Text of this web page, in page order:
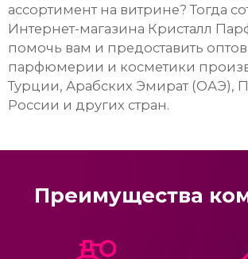
ассортимент на витрине? Тогда
Интернет-магазина Кристалл
помочь вам и предоставить
парфюмерии и косметики
Турции, Арабских Эмират (ОАЭ),
России и других стран.
Преимущества